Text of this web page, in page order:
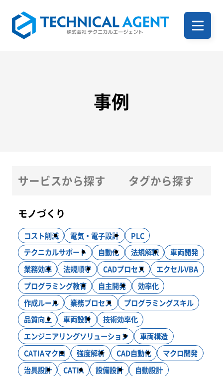
事例
ニュース
ブログ
新卒採用
キャリア採用
事例
サービスから探す タグから探す
ITサービス
システム開発 インフラ構築
コンサルティング
DXソリューション
モノづくり
設計・製作・試作
CAE解析・試験・評価
生産技術
設計効率化支援 電気・電子・PLC制御
モノづくり
コスト削減 電気・電子設計
PLC
テクニカルサポート
自動化 法規解釈
車両開発
業務効率
法規順守 CADプロセス
エクセルVBA
プログラミング教育
自主開発
効率化
作成ルール
業務プロセス
プログラミングスキル
品質向上
車両設計
技術効率化
エンジニアリングソリューション
車両構造
CATIAマクロ
強度解析 CAD自動化
マクロ開発
治具設計
CATIA 設備設計
自動設計